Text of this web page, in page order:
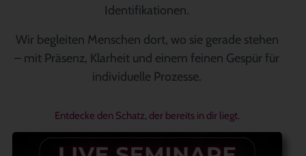
Identifikationen.
Wir begleiten Menschen dort, wo sie gerade stehen
– mit Präsenz, Klarheit und einem feinen Gespür für
individuelle Prozesse.
Entdecke den Schatz, der bereits in dir liegt.